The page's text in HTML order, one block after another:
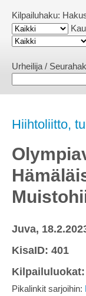
Kilpailuhaku:
Urheilija /
Hiihtoliitto,
Juva,
KisaID: 401
Pikalinkit sarjoihin: